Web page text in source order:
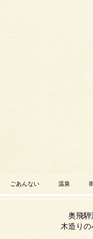
ごあんない 温泉
奥飛
木造り